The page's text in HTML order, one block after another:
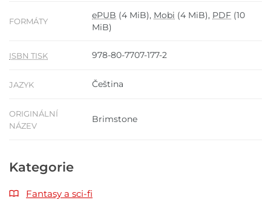
FORMÁTY
ePUB (4 MiB), Mobi (4 MiB), PDF (10
MiB)
ISBN TISK 978-80-7707-177-2
JAZYK Čeština
ORIGINÁLNÍ
NÁZEV
Brimstone
Kategorie
Fantasy a sci-fi